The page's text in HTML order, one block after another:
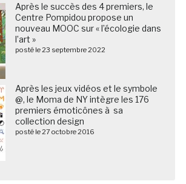
Après le succès des 4 premiers, le
Centre Pompidou propose un
nouveau MOOC sur « l’écologie dans
l’art »
posté le 23 septembre 2022
Après les jeux vidéos et le symbole
@, le Moma de NY intègre les 176
premiers émoticônes à sa
collection design
posté le 27 octobre 2016